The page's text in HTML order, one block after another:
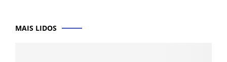
MAIS LIDOS